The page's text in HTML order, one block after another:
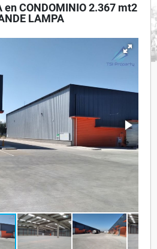
en CONDOMINIO 2.367 mt2
LAMPA